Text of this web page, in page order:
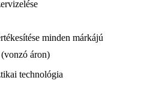
minden márkájú
áron)
technológia